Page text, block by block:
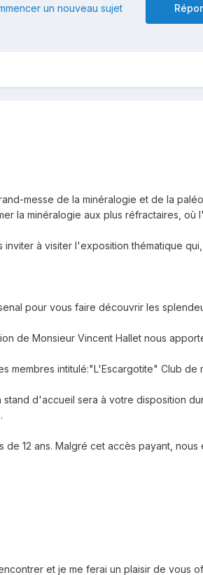
un nouveau sujet
messe de la minéralogie et de la
la minéralogie aux plus réfractaires, où
à visiter l'exposition thématique
pour vous faire découvrir les
de Monsieur Vincent Hallet nous
membres intitulé:"L'Escargotite" Club de
d'accueil sera à votre disposition
12 ans. Malgré cet accès payant,
et je me ferai un plaisir de vous